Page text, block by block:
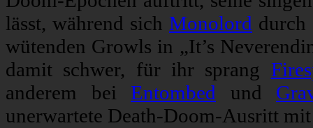
lässt, während sich Monolord durch
wütenden Growls in „It’s
damit schwer, für ihr sprang
anderem bei Entombed und
unerwartete Death-Doom-Ausritt